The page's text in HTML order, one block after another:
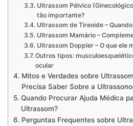
Ultrassom Pélvico
tão importante?
Ultrassom de Tireoide –
Ultrassom Mamário –
Ultrassom Doppler – O que ele
Outros tipos:
ocular
Mitos e Verdades sobre
Precisa Saber Sobre a
Quando Procurar Ajuda Médica
Ultrassom?
Perguntas Frequentes sobre